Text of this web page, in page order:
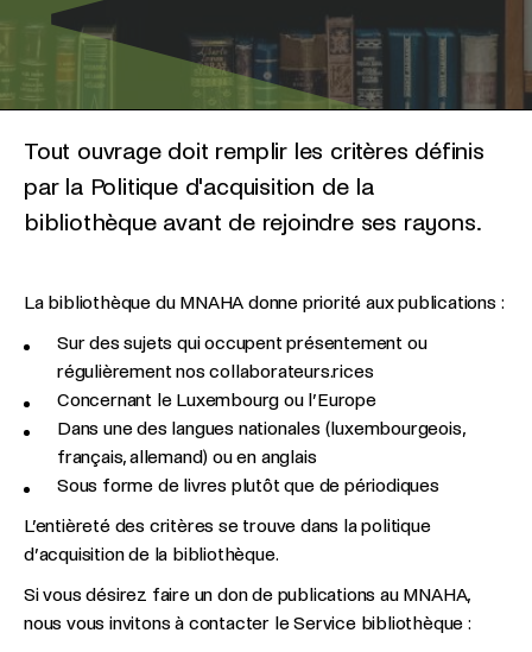
Tout ouvrage doit remplir les critères définis
par la Politique d'acquisition de la
bibliothèque avant de rejoindre ses rayons.
La bibliothèque du MNAHA donne priorité aux publications :
Sur des sujets qui occupent présentement ou
régulièrement nos collaborateurs.rices
Concernant le Luxembourg ou l’Europe
Dans une des langues nationales (luxembourgeois,
français, allemand) ou en anglais
Sous forme de livres plutôt que de périodiques
L’entièreté des critères se trouve dans la politique
d’acquisition de la bibliothèque.
Si vous désirez faire un don de publications au MNAHA,
nous vous invitons à contacter le Service bibliothèque :